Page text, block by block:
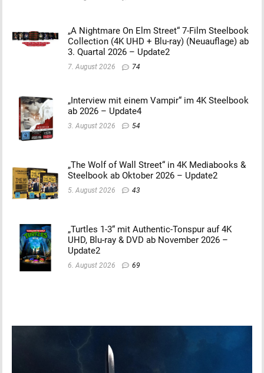
„A Nightmare On Elm Street“ 7-Film Steelbook
Collection (4K UHD + Blu-ray) (Neuauflage) ab
3. Quartal 2026 – Update2
7. August 2026 74
„Interview mit einem Vampir“ im 4K Steelbook
ab 2026 – Update4
3. August 2026 54
„The Wolf of Wall Street“ in 4K Mediabooks &
Steelbook ab Oktober 2026 – Update2
5. August 2026 43
„Turtles 1-3“ mit Authentic-Tonspur auf 4K
UHD, Blu-ray & DVD ab November 2026 –
Update2
6. August 2026 69